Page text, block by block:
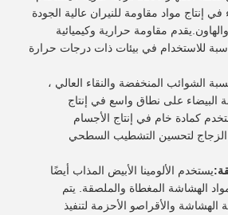
في إنتاج مواد مقاومة للنيران عالية الجودة
مقاومة حرارية وكيميائية
للاستخدام في بيئات ذات درجات حرارة
الشوائب المنخفضة والنقاء العالي ،
البيضاء على نطاق واسع في إنتاج
كمادة خام في إنتاج الأجسام
الزجاج لتحسين التشطيب السطحي
يستخدم الألومينا الأبيض المذاب أيضًا
الهشاشة المغطاة والملصقة. يتم
والأقراصو الأحزمة لتنفيذ